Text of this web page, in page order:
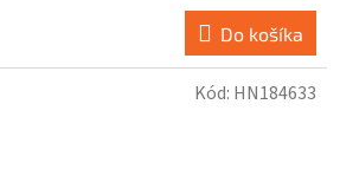
Do košíka
Kód: HN184633